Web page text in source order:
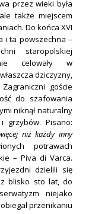
przez wieki była
także miejscem
Do końca XVI
i ta powszechna –
staropolskiej
celowały w
dziczyzny,
goście
do szafowania
niknął naturalny
grzybów. Pisano:
niż każdy inny
potrawach
– Piva di Varca.
dzielili się
blisko sto lat, do
niejako
przenikaniu